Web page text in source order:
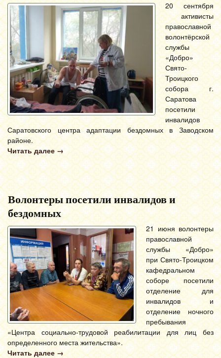
20 сентября
активисты
православной
волонтёрской
службы
«Добро»
Свято-
Троицкого
собора г.
Саратова
посетили
инвалидов
Саратовского центра адаптации бездомных в Заводском
районе.
Читать далее →
Волонтеры посетили инвалидов и
бездомных
21 июня волонтеры
православной
службы «Добро»
при Свято-Троицком
кафедральном
соборе посетили
отделение для
инвалидов и
отделение ночного
пребывания
«Центра социально-трудовой реабилитации для лиц без
определенного места жительства».
Читать далее →